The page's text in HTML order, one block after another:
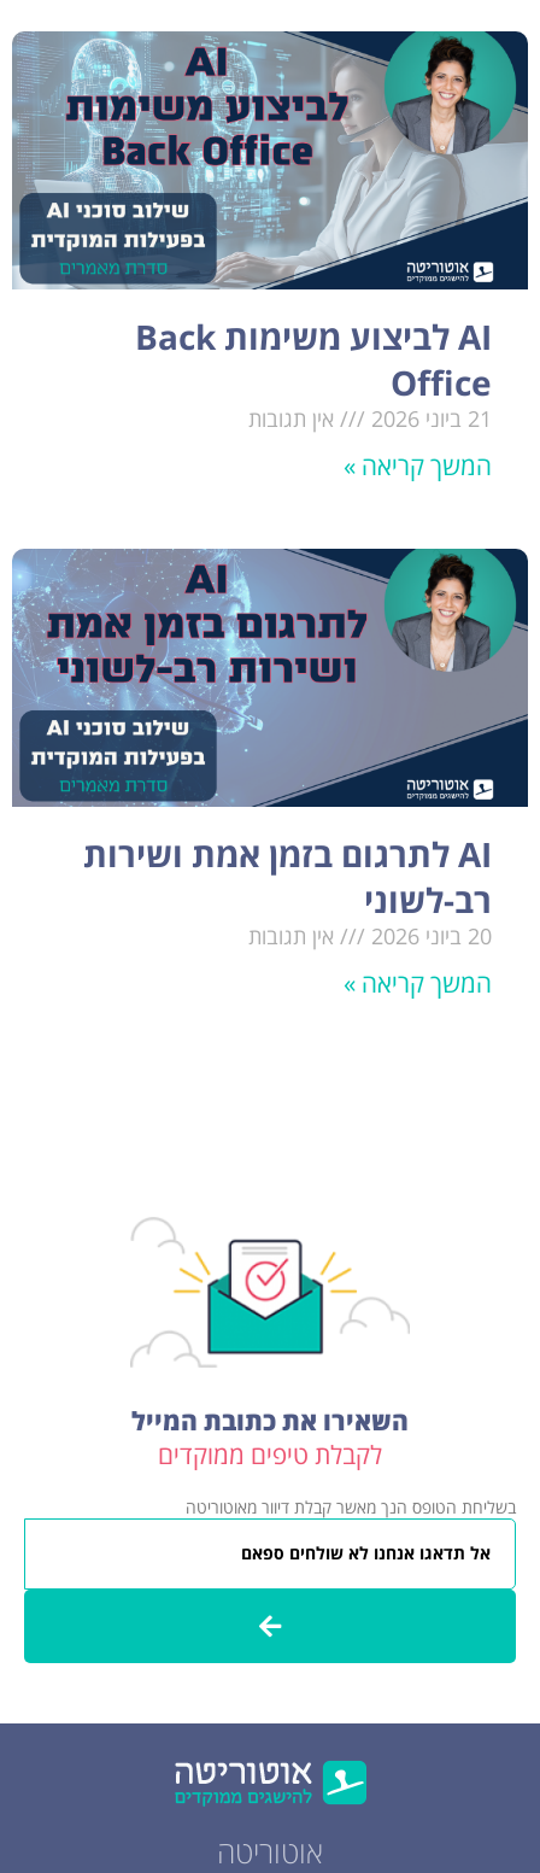
AI לביצוע משימות Back
Office
21 ביוני 2026 אין תגובות
המשך קריאה »
AI לתרגום בזמן אמת ושירות
רב-לשוני
20 ביוני 2026 אין תגובות
המשך קריאה »
השאירו את כתובת המייל
לקבלת טיפים ממוקדים
בשליחת הטופס הנך מאשר קבלת דיוור מאוטוריטה
אוטוריטה